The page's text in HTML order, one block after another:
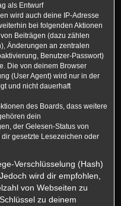
als Entwurf
wird auch deine IP-Adresse
bei folgenden Aktionen
Beiträgen (dazu zählen
Änderungen an zentralen
Benutzer-Passwort)
Die von deinem Browser
(User Agent) wird nur in der
und nicht dauerhaft
des Boards, dass weitere
dein
der Gelesen-Status von
gesetzte Lesezeichen oder
Verschlüsselung (Hash)
wird dir empfohlen,
von Webseiten zu
zu deinem